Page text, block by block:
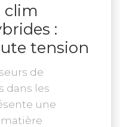
clim
:
tension
de
dans les
une